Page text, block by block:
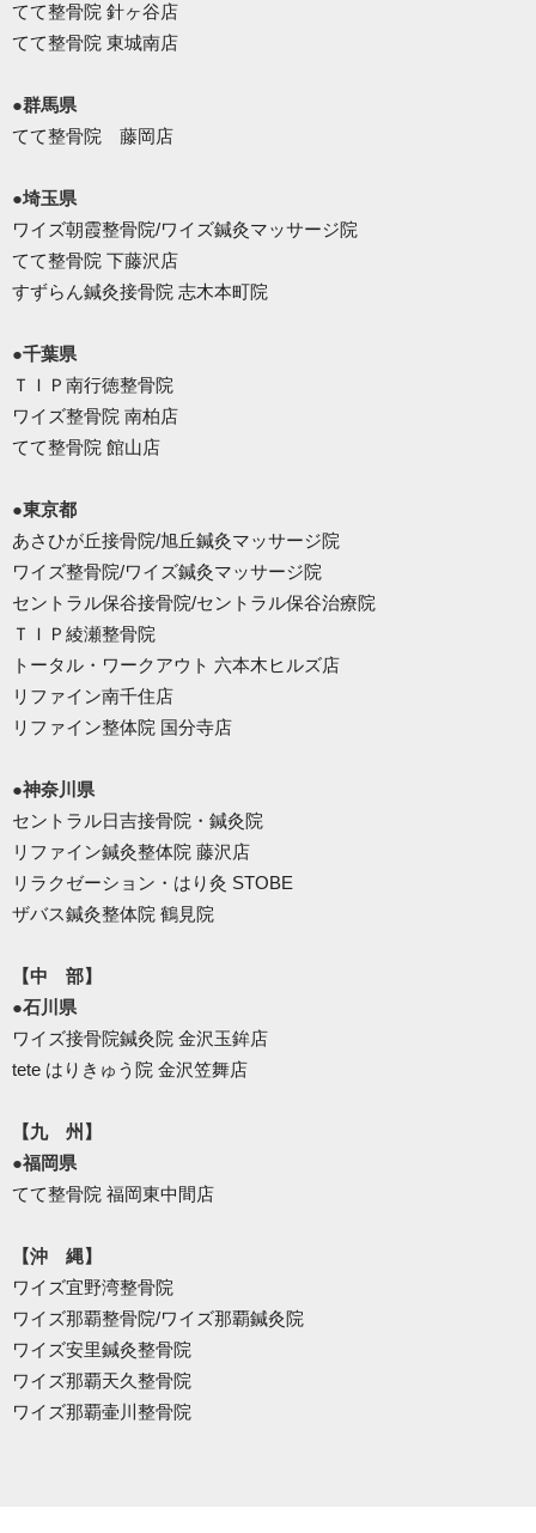
てて整骨院 針ヶ谷店
てて整骨院 東城南店
●群馬県
てて整骨院 藤岡店
●埼玉県
ワイズ朝霞整骨院/ワイズ鍼灸マッサージ院
てて整骨院 下藤沢店
すずらん鍼灸接骨院 志木本町院
●千葉県
ＴＩＰ南行徳整骨院
ワイズ整骨院 南柏店
てて整骨院 館山店
●東京都
あさひが丘接骨院/旭丘鍼灸マッサージ院
ワイズ整骨院/ワイズ鍼灸マッサージ院
セントラル保谷接骨院/セントラル保谷治療院
ＴＩＰ綾瀬整骨院
トータル・ワークアウト 六本木ヒルズ店
リファイン南千住店
リファイン整体院 国分寺店
●神奈川県
セントラル日吉接骨院・鍼灸院
リファイン鍼灸整体院 藤沢店
リラクゼーション・はり灸 STOBE
ザバス鍼灸整体院 鶴見院
【中 部】
●石川県
ワイズ接骨院鍼灸院 金沢玉鉾店
tete はりきゅう院 金沢笠舞店
【九 州】
●福岡県
てて整骨院 福岡東中間店
【沖 縄】
ワイズ宜野湾整骨院
ワイズ那覇整骨院/ワイズ那覇鍼灸院
ワイズ安里鍼灸整骨院
ワイズ那覇天久整骨院
ワイズ那覇壷川整骨院